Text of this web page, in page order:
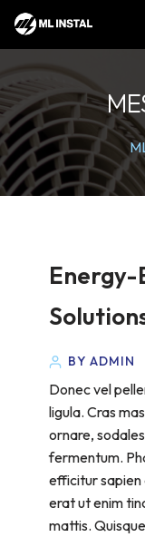
Energy-
BY ADMIN
Donec vel
ligula. Cras
ornare,
fermentum.
efficitur sapien
erat ut enim
mattis.